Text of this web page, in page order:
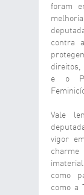
foram
contra
direitos,
e o
Vale
vigor
como
como a